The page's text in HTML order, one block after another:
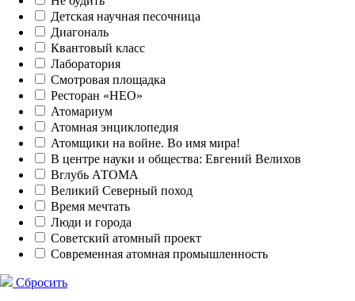
Детская научная песочница
Диагональ
Квантовый класс
Лаборатория
Смотровая площадка
Ресторан «НЕО»
Атомариум
Атомная энциклопедия
Атомщики на войне. Во имя мира!
В центре науки и общества: Евгений Велихов
Вглубь АТОМА
Великий Северный поход
Время мечтать
Люди и города
Советский атомный проект
Современная атомная промышленность
Сбросить